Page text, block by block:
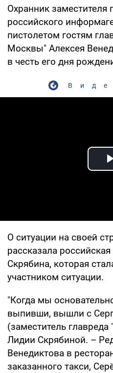
Охранник заместителя
российского
пистолетом гостям
Москвы" Алексея
в честь его дня
О ситуации на своей
рассказала
Скрябина, которая
участником ситуации.
"Когда мы
выпивши, вышли с
(заместитель
Лидии Скрябиной. –
Венедиктова в
заказанного такси,